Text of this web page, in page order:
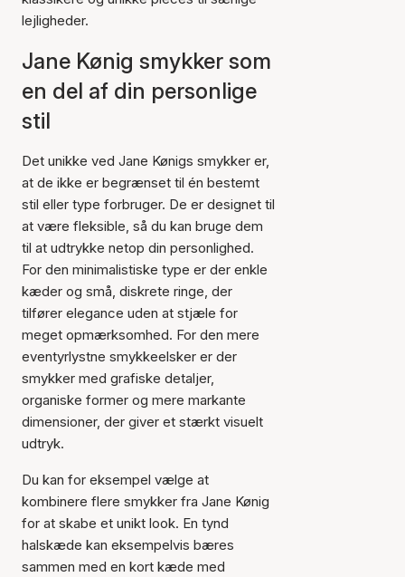
lejligheder.
Jane Kønig smykker som
en del af din personlige
stil
Det unikke ved Jane Kønigs smykker er,
at de ikke er begrænset til én bestemt
stil eller type forbruger. De er designet til
at være fleksible, så du kan bruge dem
til at udtrykke netop din personlighed.
For den minimalistiske type er der enkle
kæder og små, diskrete ringe, der
tilfører elegance uden at stjæle for
meget opmærksomhed. For den mere
eventyrlystne smykkeelsker er der
smykker med grafiske detaljer,
organiske former og mere markante
dimensioner, der giver et stærkt visuelt
udtryk.
Du kan for eksempel vælge at
kombinere flere smykker fra Jane Kønig
for at skabe et unikt look. En tynd
halskæde kan eksempelvis bæres
sammen med en kort kæde med